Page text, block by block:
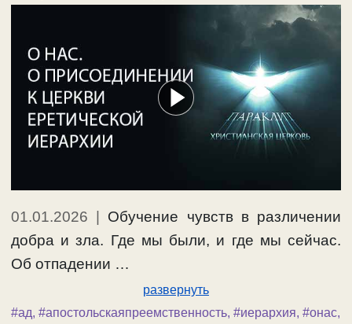
01.01.2026 | Обучение чувств в различении
добра и зла. Где мы были, и где мы сейчас.
Об отпадении …
развернуть
#ад, #апостольскаяпреемственность, #иерархия, #онас,